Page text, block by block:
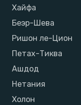
Хайфа
Беэр-Шева
Ришон ле-Цион
Петах-Тиква
Ашдод
Нетания
Холон